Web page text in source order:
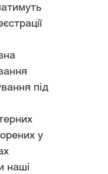
під
у
наші